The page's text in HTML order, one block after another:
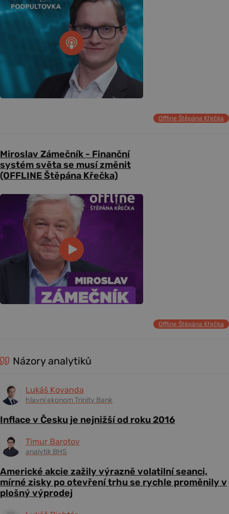
Offline Štěpána Křečka
Miroslav Zámečník - Finanční
systém světa se musí změnit
(OFFLINE Štěpána Křečka)
Offline Štěpána Křečka
Názory analytiků
Lukáš Kovanda
hlavní ekonom Trinity Bank
Inflace v Česku je nejnižší od roku 2016
Timur Barotov
analytik BHS
Americké akcie zažily výrazně volatilní seanci,
mírné zisky po otevření trhu se rychle proměnily v
plošný výprodej